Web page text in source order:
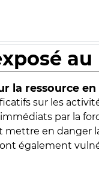
la ressource en
sur les
par la
mettre en danger
également